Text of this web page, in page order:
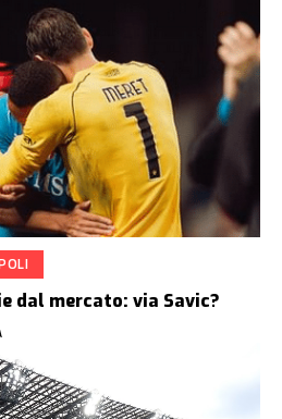
dal mercato: via Savic?